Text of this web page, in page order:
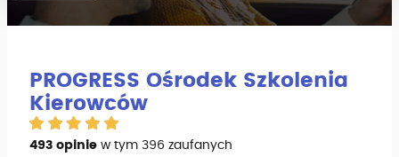
PROGRESS Ośrodek Szkolenia
Kierowców
493 opinie w tym 396 zaufanych